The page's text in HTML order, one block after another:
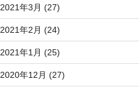
2021年3月 (27)
2021年2月 (24)
2021年1月 (25)
2020年12月 (27)